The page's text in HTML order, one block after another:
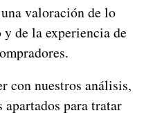
valoración de lo
de la experiencia de
con nuestros análisis,
para tratar